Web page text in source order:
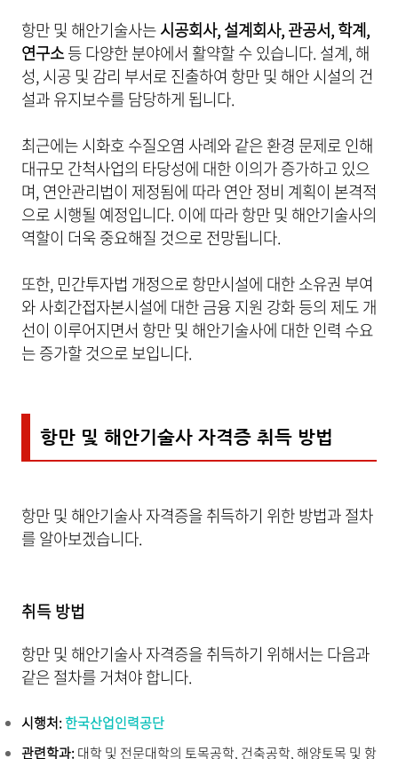
항만 및 해안기술사는시공회사, 설계회사, 관공서, 학계,
연구소등 다양한 분야에서 활약할 수 있습니다. 설계, 해
성, 시공 및 감리 부서로 진출하여 항만 및 해안 시설의 건
설과 유지보수를 담당하게 됩니다.
최근에는 시화호 수질오염 사례와 같은 환경 문제로 인해
대규모 간척사업의 타당성에 대한 이의가 증가하고 있으
며, 연안관리법이 제정됨에 따라 연안 정비 계획이 본격적
으로 시행될 예정입니다. 이에 따라 항만 및 해안기술사의
역할이 더욱 중요해질 것으로 전망됩니다.
또한, 민간투자법 개정으로 항만시설에 대한 소유권 부여
와 사회간접자본시설에 대한 금융 지원 강화 등의 제도 개
선이 이루어지면서 항만 및 해안기술사에 대한 인력 수요
는 증가할 것으로 보입니다.
항만 및 해안기술사 자격증 취득 방법
항만 및 해안기술사 자격증을 취득하기 위한 방법과 절차
를 알아보겠습니다.
취득 방법
항만 및 해안기술사 자격증을 취득하기 위해서는 다음과
같은 절차를 거쳐야 합니다.
시행처:한국산업인력공단
관련학과:대학 및 전문대학의 토목공학, 건축공학, 해양토목 및 항